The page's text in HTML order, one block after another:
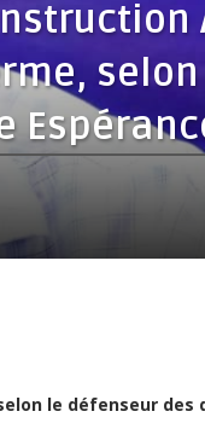
le défenseur des